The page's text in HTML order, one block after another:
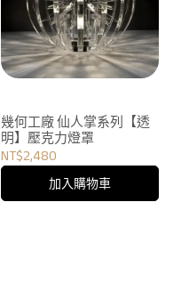
幾何工廠 仙人掌系列【透
明】壓克力燈罩
NT$2,480
加入購物車